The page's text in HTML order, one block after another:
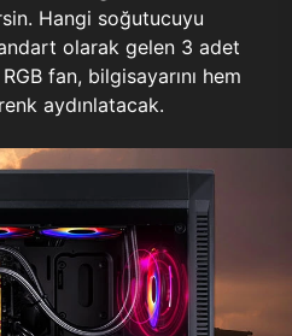
Hangi soğutucuyu
olarak gelen 3 adet
fan, bilgisayarını hem
aydınlatacak.